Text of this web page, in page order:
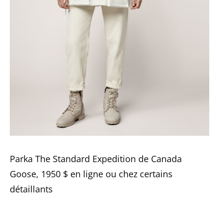
Parka The Standard Expedition de Canada
Goose, 1950 $ en ligne ou chez certains
détaillants